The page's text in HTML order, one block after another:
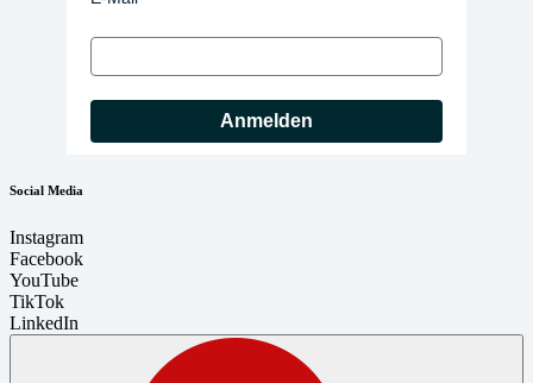
Anmelden
Social Media
Instagram
Facebook
YouTube
TikTok
LinkedIn